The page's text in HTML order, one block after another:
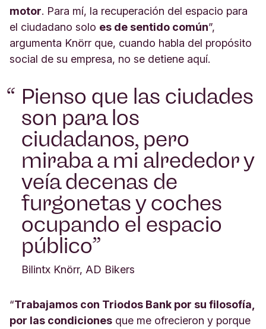
motor. Para mí, la recuperación del espacio para
el ciudadano solo es de sentido común”,
argumenta Knörr que, cuando habla del propósito
social de su empresa, no se detiene aquí.
Pienso que las ciudades
son para los
ciudadanos, pero
miraba a mi alrededor y
veía decenas de
furgonetas y coches
ocupando el espacio
público
Bilintx Knörr, AD Bikers
“Trabajamos con Triodos Bank por su filosofía,
por las condiciones que me ofrecieron y porque